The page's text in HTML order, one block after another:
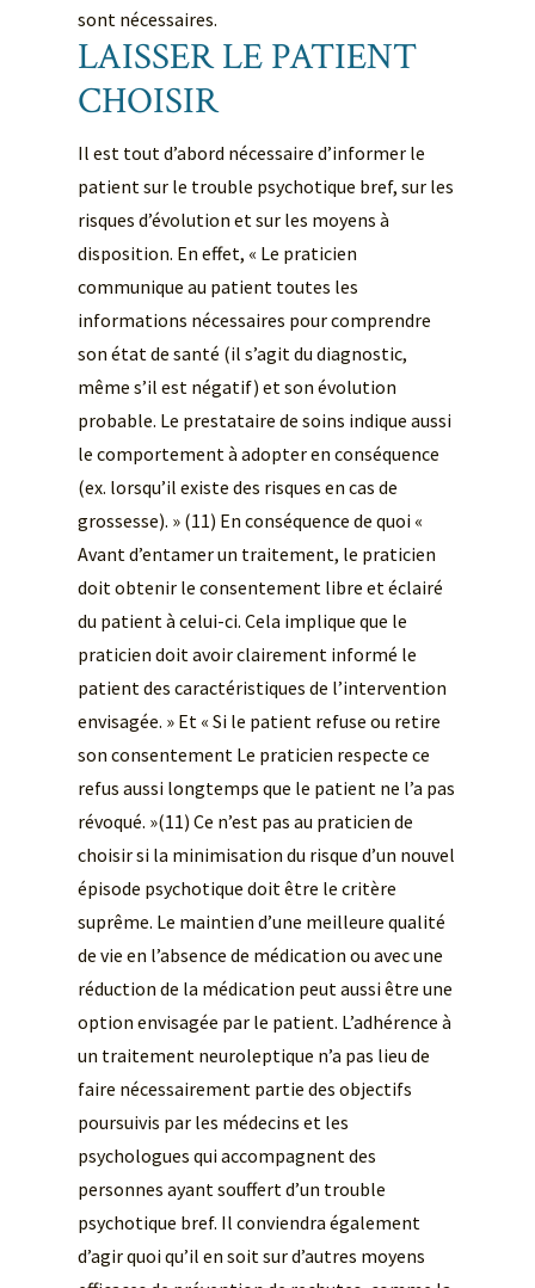
sont nécessaires.
LAISSER LE PATIENT
CHOISIR
Il est tout d’abord nécessaire d’informer le
patient sur le trouble psychotique bref, sur les
risques d’évolution et sur les moyens à
disposition. En effet, « Le praticien
communique au patient toutes les
informations nécessaires pour comprendre
son état de santé (il s’agit du diagnostic,
même s’il est négatif) et son évolution
probable. Le prestataire de soins indique aussi
le comportement à adopter en conséquence
(ex. lorsqu’il existe des risques en cas de
grossesse). » (11) En conséquence de quoi «
Avant d’entamer un traitement, le praticien
doit obtenir le consentement libre et éclairé
du patient à celui-ci. Cela implique que le
praticien doit avoir clairement informé le
patient des caractéristiques de l’intervention
envisagée. » Et « Si le patient refuse ou retire
son consentement Le praticien respecte ce
refus aussi longtemps que le patient ne l’a pas
révoqué. »(11) Ce n’est pas au praticien de
choisir si la minimisation du risque d’un nouvel
épisode psychotique doit être le critère
suprême. Le maintien d’une meilleure qualité
de vie en l’absence de médication ou avec une
réduction de la médication peut aussi être une
option envisagée par le patient. L’adhérence à
un traitement neuroleptique n’a pas lieu de
faire nécessairement partie des objectifs
poursuivis par les médecins et les
psychologues qui accompagnent des
personnes ayant souffert d’un trouble
psychotique bref. Il conviendra également
d’agir quoi qu’il en soit sur d’autres moyens